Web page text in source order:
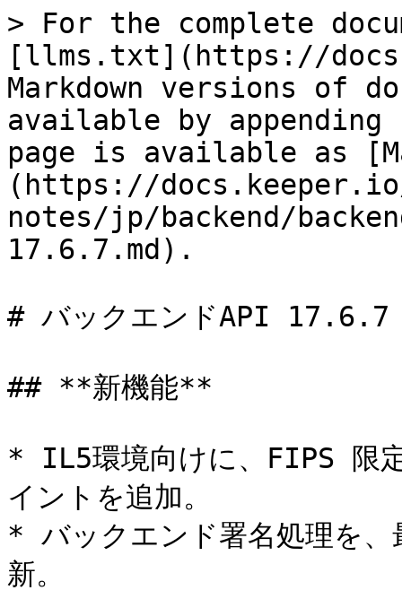
> For the complete
[llms.txt](https://
Markdown versions of
available by
page is available as
(https://
notes/jp/backend/
17.6.7.md).
# バックエンドAPI 17.6.7
## **新機能**
* IL5環境向けに、FIPS 限
イントを追加。
* バックエンド署名処理を、
新。